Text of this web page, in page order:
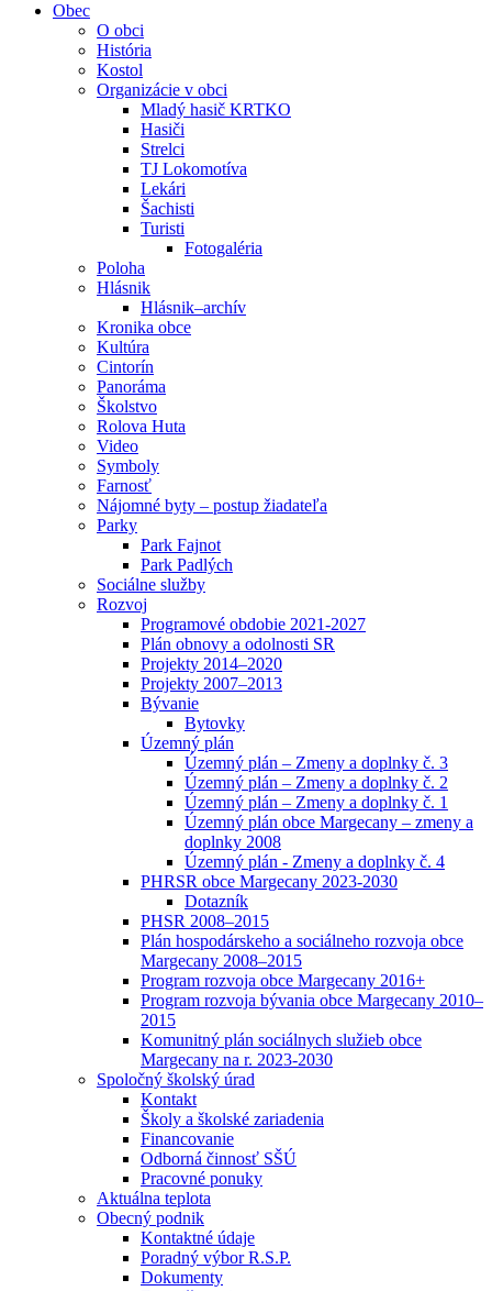
Obec
O obci
História
Kostol
Organizácie v obci
Mladý hasič KRTKO
Hasiči
Strelci
TJ Lokomotíva
Lekári
Šachisti
Turisti
Fotogaléria
Poloha
Hlásnik
Hlásnik–archív
Kronika obce
Kultúra
Cintorín
Panoráma
Školstvo
Rolova Huta
Video
Symboly
Farnosť
Nájomné byty – postup žiadateľa
Parky
Park Fajnot
Park Padlých
Sociálne služby
Rozvoj
Programové obdobie 2021-2027
Plán obnovy a odolnosti SR
Projekty 2014–2020
Projekty 2007–2013
Bývanie
Bytovky
Územný plán
Územný plán – Zmeny a doplnky č. 3
Územný plán – Zmeny a doplnky č. 2
Územný plán – Zmeny a doplnky č. 1
Územný plán obce Margecany – zmeny a
doplnky 2008
Územný plán - Zmeny a doplnky č. 4
PHRSR obce Margecany 2023-2030
Dotazník
PHSR 2008–2015
Plán hospodárskeho a sociálneho rozvoja obce
Margecany 2008–2015
Program rozvoja obce Margecany 2016+
Program rozvoja bývania obce Margecany 2010–
2015
Komunitný plán sociálnych služieb obce
Margecany na r. 2023-2030
Spoločný školský úrad
Kontakt
Školy a školské zariadenia
Financovanie
Odborná činnosť SŠÚ
Pracovné ponuky
Aktuálna teplota
Obecný podnik
Kontaktné údaje
Poradný výbor R.S.P.
Dokumenty